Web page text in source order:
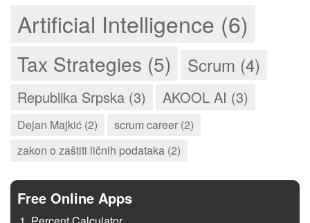
Artificial Intelligence (6)
Tax Strategies (5) Scrum (4)
Republika Srpska (3) AKOOL AI (3)
Dejan Majkić (2)
scrum career (2)
zakon o zaštiti ličnih podataka (2)
Free Online Apps